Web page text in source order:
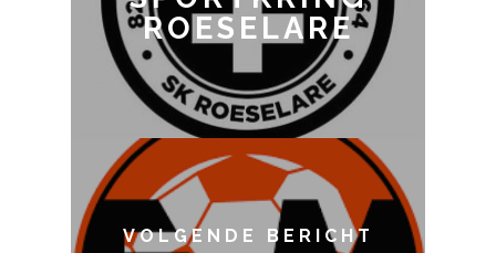
ROESELARE
VOLGENDE BERICHT